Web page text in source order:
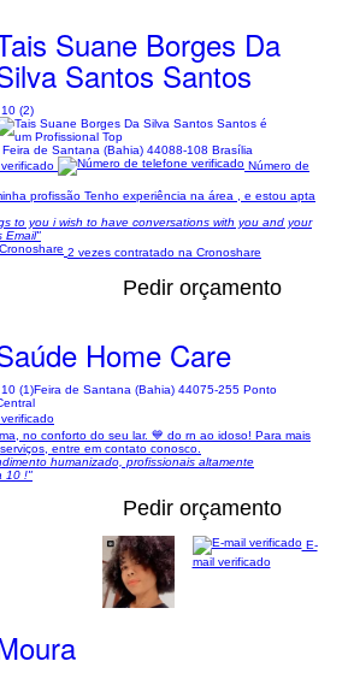
Suane Borges Da
Santos Santos
10 (2)
Feira de Santana (Bahia) 44088-108 Brasília
Número de
profissão Tenho experiência na área , e estou apta
to you i wish to have conversations with you and your
Email"
2 vezes contratado na Cronoshare
Pedir orçamento
Home Care
10 (1)Feira de Santana (Bahia) 44075-255 Ponto
no conforto do seu lar. 💙 do rn ao idoso! Para mais
entre em contato conosco.
humanizado, profissionais altamente
10 !"
Pedir orçamento
E-
mail verificado